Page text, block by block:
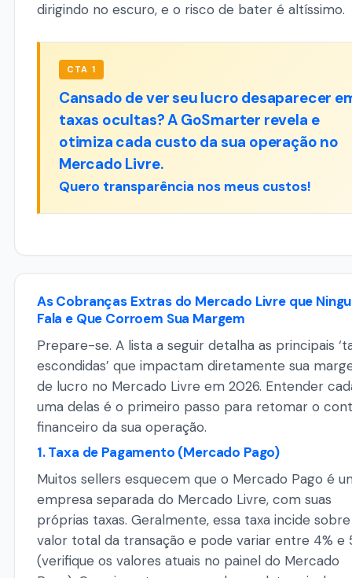
dirigindo no escuro, e o risco de bater é altíssimo.
CTA 1
Cansado de ver seu lucro desaparecer
taxas ocultas? A GoSmarter revela e
otimiza cada custo da sua operação no
Mercado Livre.
Quero transparência nos meus custos!
As Cobranças Extras do Mercado Livre que
Fala e Que Corroem Sua Margem
Prepare-se. A lista a seguir detalha as principais
escondidas’ que impactam diretamente sua
de lucro no Mercado Livre em 2026. Entender
uma delas é o primeiro passo para retomar o
financeiro da sua operação.
1. Taxa de Pagamento (Mercado Pago)
Muitos sellers esquecem que o Mercado Pago é
empresa separada do Mercado Livre, com suas
próprias taxas. Geralmente, essa taxa incide
valor total da transação e pode variar entre 4% e
(verifique os valores atuais no painel do Mercado